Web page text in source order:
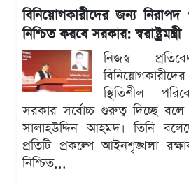
বিনিয়োগকারীদের জন্য নিরাপদ
নিশ্চিত করবে সরকার: স্বরাষ্ট্রমন্ত্রী
নিজস্ব
স্থিতিশীল
সরকার সর্বোচ্চ গুরুত্ব দিচ্ছে বলে
সালাহউদ্দিন আহমদ। তিনি
প্রতিটি প্রকল্পে আইনশৃঙ্খলা
নিশ্চিত...